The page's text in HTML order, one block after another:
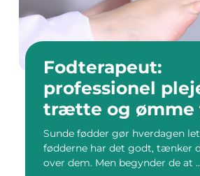
Fodterapeut:
professionel
trætte og ømme
Sunde fødder gør hverdagen
fødderne har det godt, tænker
over dem. Men begynder de at